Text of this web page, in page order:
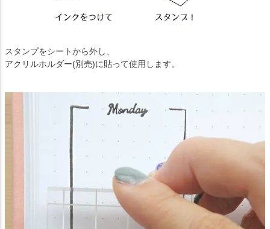
スタンプをシートから外し、
アクリルホルダー(別売)に貼って使用します。